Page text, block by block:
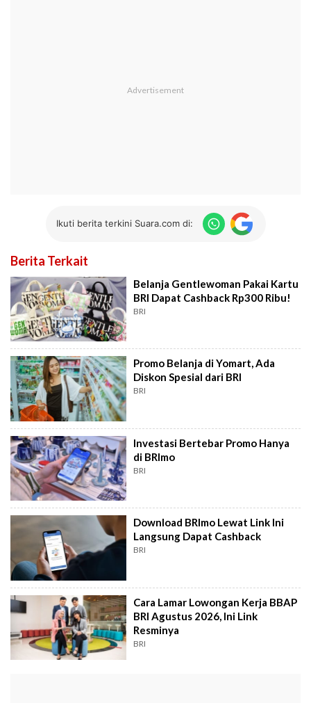
Ikuti berita terkini Suara.com di:
Berita Terkait
Belanja Gentlewoman Pakai Kartu
BRI Dapat Cashback Rp300 Ribu!
BRI
Promo Belanja di Yomart, Ada
Diskon Spesial dari BRI
BRI
Investasi Bertebar Promo Hanya
di BRImo
BRI
Download BRImo Lewat Link Ini
Langsung Dapat Cashback
BRI
Cara Lamar Lowongan Kerja BBAP
BRI Agustus 2026, Ini Link
Resminya
BRI